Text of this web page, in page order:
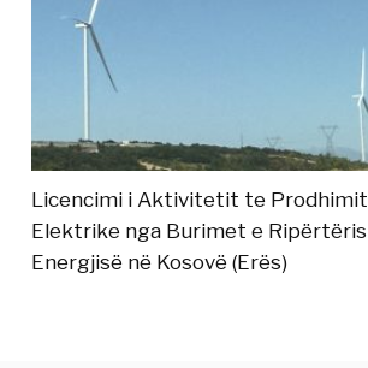
Licencimi i Aktivitetit te
Elektrike nga Burimet e
Energjisë në Kosovë (Erës)